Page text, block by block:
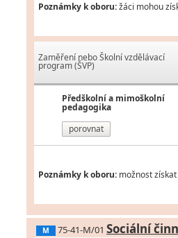
Poznámky k oboru:žáci mohou
Zaměření nebo Školní vzdělávací
program (ŠVP)
Předškolní a mimoškolní
pedagogika
porovnat
Poznámky k oboru: možnost
M 75-41-M/01 Sociální